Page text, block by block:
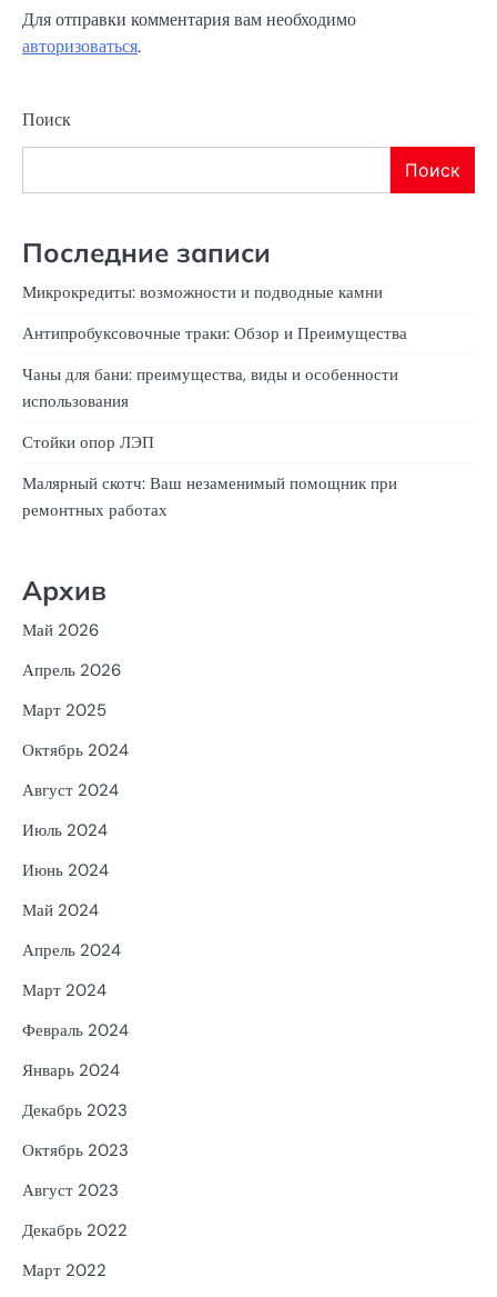
Для отправки комментария вам необходимо
авторизоваться.
Поиск
Поиск
Последние записи
Микрокредиты: возможности и подводные камни
Антипробуксовочные траки: Обзор и Преимущества
Чаны для бани: преимущества, виды и особенности
использования
Стойки опор ЛЭП
Малярный скотч: Ваш незаменимый помощник при
ремонтных работах
Архив
Май 2026
Апрель 2026
Март 2025
Октябрь 2024
Август 2024
Июль 2024
Июнь 2024
Май 2024
Апрель 2024
Март 2024
Февраль 2024
Январь 2024
Декабрь 2023
Октябрь 2023
Август 2023
Декабрь 2022
Март 2022